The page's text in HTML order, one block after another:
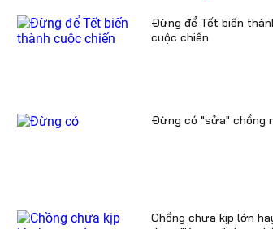
Đừng để Tết biến
cuộc chiến
Đừng có "sửa" chồng
Chồng chưa kịp lớn